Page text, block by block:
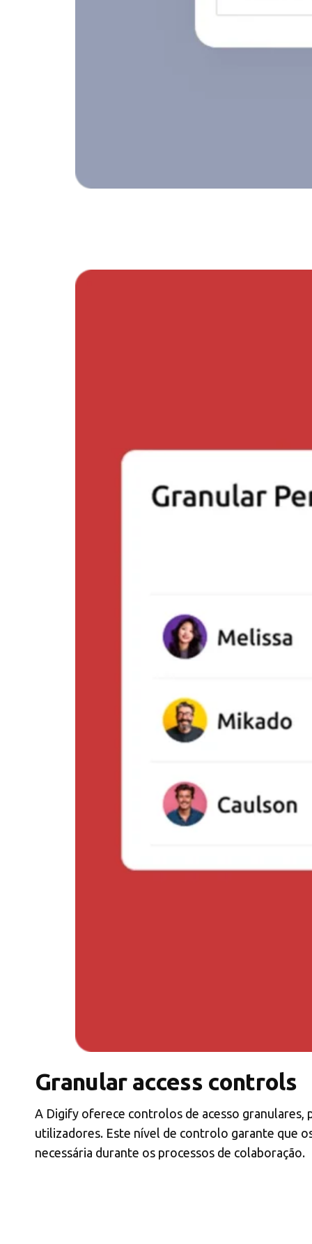
Granular access controls
A Digify oferece controlos de acesso
utilizadores. Este nível de controlo garante que
necessária durante os processos de colaboração.